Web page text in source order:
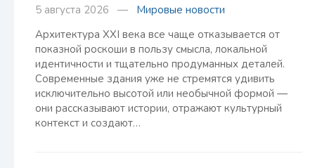
5 августа 2026 — Мировые новости
Архитектура XXI века все чаще отказывается от
показной роскоши в пользу смысла, локальной
идентичности и тщательно продуманных деталей.
Современные здания уже не стремятся удивить
исключительно высотой или необычной формой —
они рассказывают истории, отражают культурный
контекст и создают…